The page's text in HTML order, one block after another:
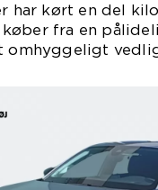
har kørt en del
fra en
omhyggeligt